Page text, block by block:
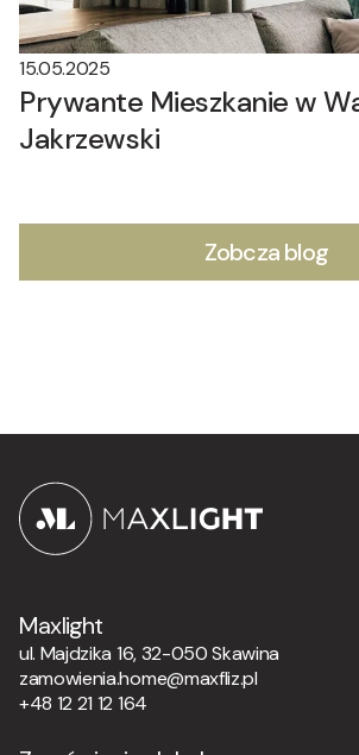
15.05.2025
Prywante Mieszkanie w
Jakrzewski
Zobcza blog
Maxlight
ul. Majdzika 16, 32-050 Skawina
zamowienia.home@maxfliz.pl
+48 12 21 12 164